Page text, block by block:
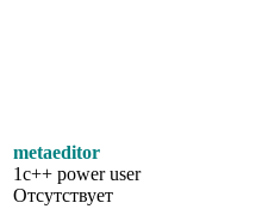
metaeditor
1c++ power user
Отсутствует